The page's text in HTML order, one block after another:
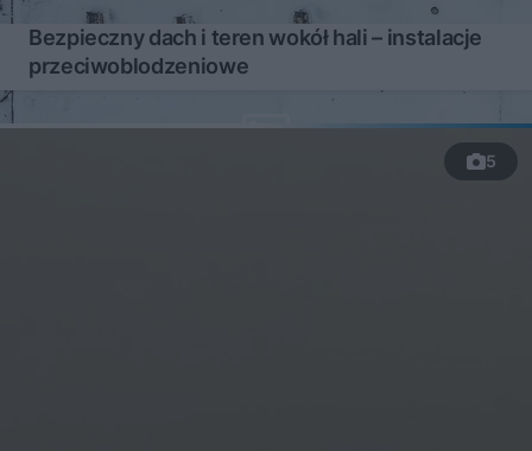
Bezpieczny dach i teren wokół hali – instalacje
przeciwoblodzeniowe
5